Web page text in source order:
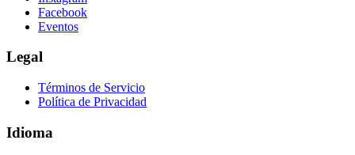
Facebook
Eventos
Legal
Términos de Servicio
Política de Privacidad
Idioma